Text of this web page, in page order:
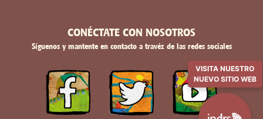
VISITA NUESTRO
NUEVO SITIO WEB
CONÉCTATE CON NOSOTROS
Síguenos y mantente en contacto a travéz de las redes sociales